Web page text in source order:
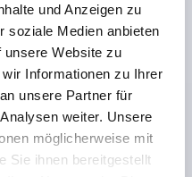
und Anzeigen zu
soziale Medien anbieten
unsere Website zu
Informationen zu Ihrer
unsere Partner für
weiter. Unsere
möglicherweise mit
Sie ihnen bereitgestellt
PASSBOHRUNG D=6,
SCHWARZ,
DECKEL:GRAU